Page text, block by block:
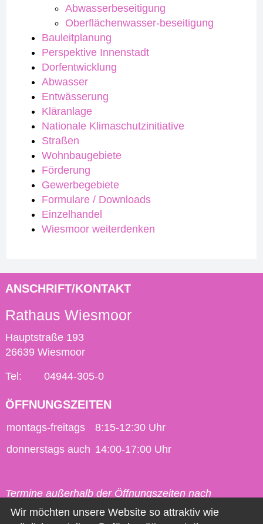
Abwasserbeseitigung
Oberflächenwasser-beseitigung
Bauleitplanung
Perspektive Innenstadt
Dorfentwicklung
Abwasser
Entwässerung
Kläranlage
Nationale Klimaschutzinitiative
Straßen
Wohnbaugebiete
Förderung
Gewerbegebiete
Formulare / Downloads
Einzelhandel
Wiesmoor weiterdenken
ANSCHRIFT/KONTAKT
Rathaus Wiesmoor
Hauptstraße 193
26639 Wiesmoor
Tel: 04944-305-0
ÖFFNUNGSZEITEN
montags-freitags
8:15-12:30 Uhr
donnerstags auch 14:00-17:00 Uhr
Termine außerhalb der Öffnungszeiten nach
vorheriger Vereinbarung möglich.
Wir möchten unsere Website so attraktiv wie